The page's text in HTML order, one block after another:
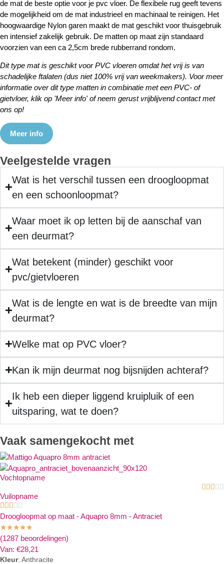
de mat de beste optie voor je pvc vloer. De flexibele rug geeft tevens
de mogelijkheid om de mat industrieel en machinaal te reinigen. Het
hoogwaardige Nylon garen maakt de mat geschikt voor thuisgebruik
en intensief zakelijk gebruik. De matten op maat zijn standaard
voorzien van een ca 2,5cm brede rubberrand rondom.
Dit type mat is geschikt voor PVC vloeren omdat het vrij is van
schadelijke ftalaten (dus niet 100% vrij van weekmakers). Voor meer
informatie over dit type matten in combinatie met een PVC- of
gietvloer, klik op 'Meer info' ofneem gerust vrijblijvend contact met
ons op!
Meer info
Veelgestelde vragen
Wat is het verschil tussen een droogloopmat
en een schoonloopmat?
Waar moet ik op letten bij de aanschaf van
een deurmat?
Wat betekent (minder) geschikt voor
pvc/gietvloeren
Wat is de lengte en wat is de breedte van mijn
deurmat?
Welke mat op PVC vloer?
Kan ik mijn deurmat nog bijsnijden achteraf?
Ik heb een dieper liggend kruipluik of een
uitsparing, wat te doen?
Vaak samengekocht met
Vochtopname
    
Vuilopname
    
Droogloopmat op maat - Aquapro 8mm - Antraciet
★★★★★
(1287 beoordelingen)
Van: €28,21
Kleur: Anthracite